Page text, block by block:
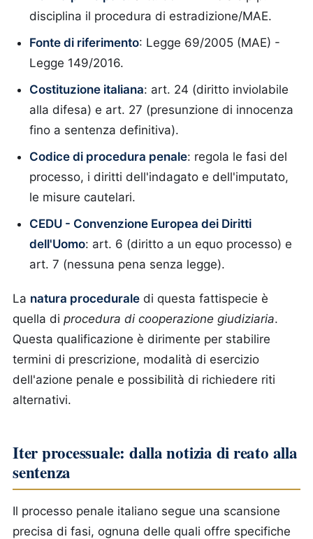
disciplina il procedura di estradizione/MAE.
Fonte di riferimento: Legge 69/2005 (MAE) -
Legge 149/2016.
Costituzione italiana: art. 24 (diritto inviolabile
alla difesa) e art. 27 (presunzione di innocenza
fino a sentenza definitiva).
Codice di procedura penale: regola le fasi del
processo, i diritti dell'indagato e dell'imputato,
le misure cautelari.
CEDU - Convenzione Europea dei Diritti
dell'Uomo: art. 6 (diritto a un equo processo) e
art. 7 (nessuna pena senza legge).
La natura procedurale di questa fattispecie è
quella di procedura di cooperazione giudiziaria.
Questa qualificazione è dirimente per stabilire
termini di prescrizione, modalità di esercizio
dell'azione penale e possibilità di richiedere riti
alternativi.
Iter processuale: dalla notizia di reato alla
sentenza
Il processo penale italiano segue una scansione
precisa di fasi, ognuna delle quali offre specifiche